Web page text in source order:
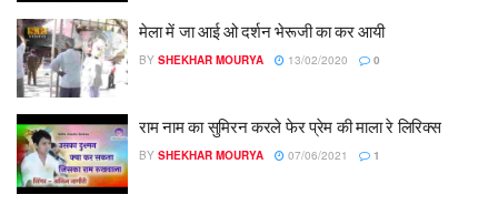
मेला में जा आई ओ दर्शन भेरूजी का कर आयी
BY SHEKHAR MOURYA 13/02/2020 0
राम नाम का सुमिरन करले फेर प्रेम की माला रे लिरिक्स
BY SHEKHAR MOURYA 07/06/2021 1